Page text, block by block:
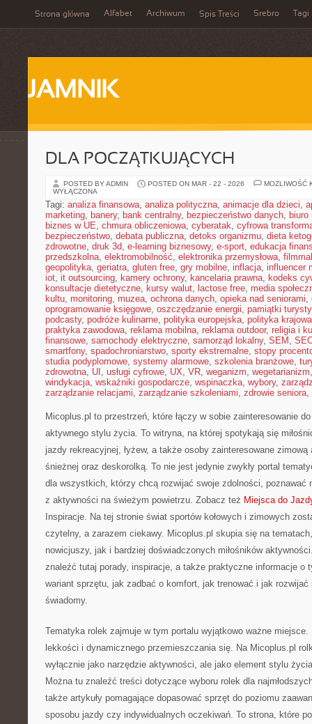
Strona główna Alfabet Archiwum Spis Treści Srebro Tagi
JAMNIK
DLA POCZĄTKUJĄCYCH
POSTED BY ADMIN POSTED ON MAR - 22 - 2026
MOŻLIWOŚĆ
WYŁĄCZONA
Tagi: analiza finansowa, analiza polityczna, animacje dla dzieci,
marketing, banery, bank centralny, bezpieczeństwo danych, biuro
biznes w UE, chmura obliczeniowa, cyberatak, cyfrowa
bezpieczeństwo, debata publiczna, detoks organizmu, dieta
zdrowotne, druk 3d, e-learning biznesowy, e-sport, edukacja
przedszkolna, elektromobilność, elektronika przemysłowa,
geopolityka, geriatra, gluten free, gry mobilne, inflacja, influencer
iot, it outsourcing, kamery ochrony, kancelaria prawna, kodeks
konsultacje dietetyczne, kursy walut, lactose free, media
kultu, monitoring, muzea, ochrona danych, opieka nad seniorami,
oprogramowanie księgowe, oszczędzanie energii, pamiątki
podcasty, podróże kulinarne, polityka europejska, polityka krajowa
praktyka zawodowa, reklama mobilna, reklama outdoor, religia i
finansowe, samochody elektryczne, samorząd lokalny, SEM ,
smartfony, spadochroniarstwo, sporty ekstremalne, stopy
studia podyplomowe, systemy alarmowe, szkolenia branżowe,
zdrowotna, UI , usługi cyfrowe, UX, VR, weganizm, wegetarianizm
windykacja, wskaźniki gospodarcze, wspinaczka, wybory,
zarządzanie relacjami, zarządzanie szkoleniami, zdrowie seniora,
Micoplus.pl to przestrzeń, które łączy w sobie zainteresowanie
aktywnego stylu życia. To witryna, na której spotykają się
jazdy rekreacyjnej, łyżew, a także osoby zainteresowane
śnieżnej oraz deskorolką. To nie jest jedynie zwykły portal
dla wszystkich, którzy chcą rozwijać swoje zdolności, poznawać
z aktywności na świeżym powietrzu. Zobacz też Miejsca do
Inspiracje. Na tej stronie świat sportów kołowych i zimowych
czytelny, a zarazem ciekawy. Micoplus.pl skupia się na
nowicjuszy, jak i bardziej doświadczonych miłośników
znaleźć tutaj porady, inspiracje, a także praktyczne informacje o
wariant sprzętu, jak zadbać o komfort, jak trenować i jak rozwijać
świadomy.
Tematyka rolek zajmuje w tym portalu wyjątkowo ważne
lekkości i dynamicznego przemieszczania się. Na Micoplus.pl
wyłącznie jako narzędzie aktywności, ale jako element stylu
Można tu znaleźć treści dotyczące wyboru rolek dla
także artykuły pomagające dopasować sprzęt do poziomu
sposobu jazdy czy indywidualnych oczekiwań. To strona, które